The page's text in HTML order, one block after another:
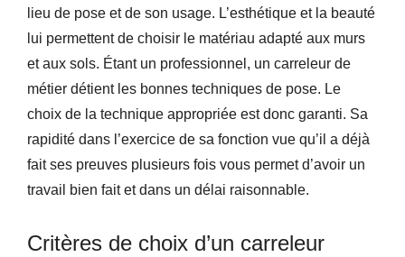
lieu de pose et de son usage. L’esthétique et la beauté
lui permettent de choisir le matériau adapté aux murs
et aux sols. Étant un professionnel, un carreleur de
métier détient les bonnes techniques de pose. Le
choix de la technique appropriée est donc garanti. Sa
rapidité dans l’exercice de sa fonction vue qu’il a déjà
fait ses preuves plusieurs fois vous permet d’avoir un
travail bien fait et dans un délai raisonnable.
Critères de choix d’un carreleur